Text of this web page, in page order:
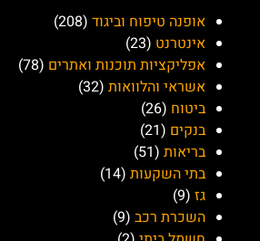
אופנה טיפוח וביגוד(208)
אינטרנט (23)
אפליקציות תוכנות ואתרים (78)
אשראי והלוואות(32)
ביטוח (26)
בנקים (21)
בריאות(51)
בתי השקעות(14)
גז(9)
השכרת רכב(9)